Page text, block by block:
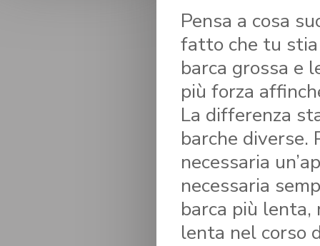
Pensa a cosa
fatto che tu stia
barca grossa e
più forza
La differenza
barche diverse.
necessaria
necessaria
barca più lenta,
lenta nel corso